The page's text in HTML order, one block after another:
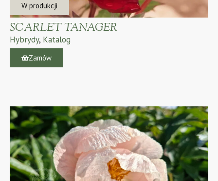
W produkcji
SCARLET TANAGER
Hybrydy, Katalog
Zamów